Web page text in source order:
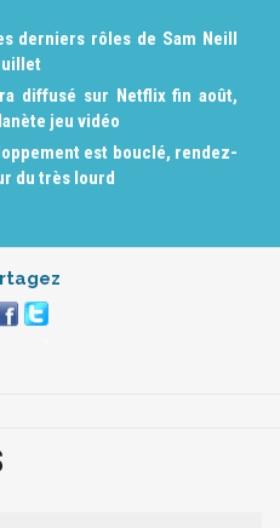
derniers rôles de Sam Neill
diffusé sur Netflix fin août,
jeu vidéo
est bouclé, rendez-
du très lourd